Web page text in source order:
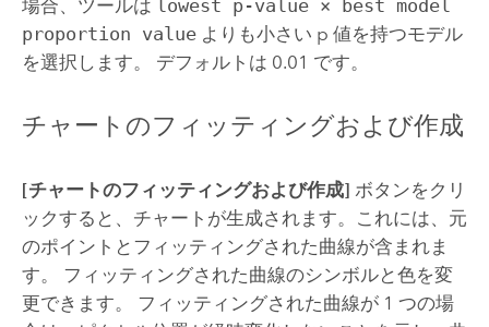
場合、ツールは lowest p-value × best model
proportion valueよりも小さい p 値を持つモデル
を選択します。 デフォルトは 0.01 です。
チャートのフィッティングおよび作成
[チャートのフィッティングおよび作成] ボタンをクリ
ックすると、チャートが生成されます。これには、元
のポイントとフィッティングされた曲線が含まれま
す。 フィッティングされた曲線のシンボルと色を変
更できます。 フィッティングされた曲線が 1 つの場